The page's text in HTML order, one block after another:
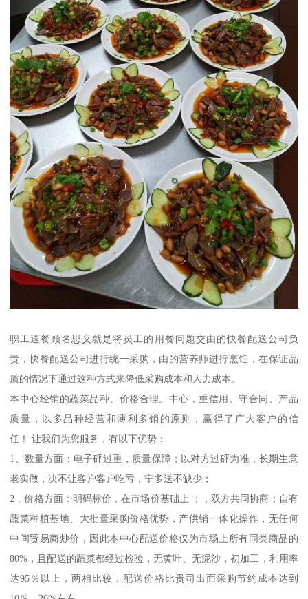
职工送餐顾名思义就是将员工的用餐问题交由的快餐配送公司负
责，快餐配送公司进行统一采购，由的营养师进行烹饪，在保证品
质的情况下通过这种方式来降低采购成本和人力成本。
本中心经销的蔬菜品种、价格合理。中心，重信用、守合同、产品
质量，以多品种经营和薄利多销的原则，赢得了广大客户的信
任！ 让我们为您服务，有以下优势：
1、数量方面：电子砰过重，质量保障；以对方过砰为准，长期生意
老实做，决不让客户客户吃亏，宁多送不缺少；
2．价格方面：明码标价，在市场价基础上 ；，双方共同协商；自有
蔬菜种植基地、大批量采购价格优势，产供销一体化操作，无任何
中间贸易商炒价，因此本中心配送价格仅为市场上所有同类商品的
80%，且配送的蔬菜都经过检验，无黄叶、无泥沙，初加工，利用率
达95％以上，两相比较，配送价格比贵司出面采购节约成本达到